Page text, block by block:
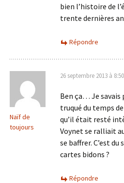
bien l’histoire de
trente dernières
Répondre
Naïf de
toujours
26 septembre 2013 à
Ben ça… Je savais
truqué du temps
qu’il était resté
Voynet se ralliait
se baffrer. C’est
cartes bidons ?
Répondre